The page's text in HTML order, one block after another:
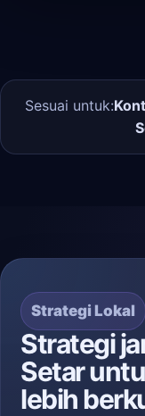
Sesuai untuk:
Strategi Lokal
Strategi
Setar
lebih